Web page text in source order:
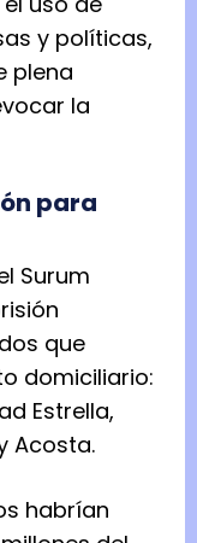
y políticas,
plena
la
para
Surum
que
domiciliario:
Estrella,
Acosta.
habrían